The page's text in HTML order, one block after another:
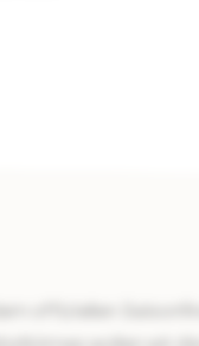
offiziellen